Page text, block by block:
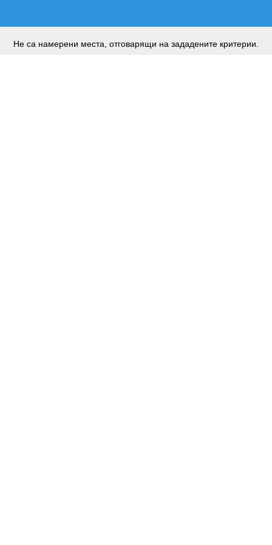
Не са намерени места, отговарящи на зададените критерии.